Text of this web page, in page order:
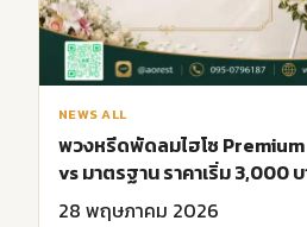
NEWS ALL
พวงหรีดพัดลมไฮโซ
vs มาตรฐาน ราคาเริ่ม 3,000
28 พฤษภาคม 2026